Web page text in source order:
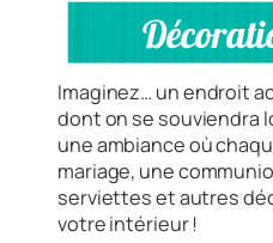
Imaginez… un endroit
dont on se souviendra
une ambiance où
mariage, une
serviettes et autres
votre intérieur !